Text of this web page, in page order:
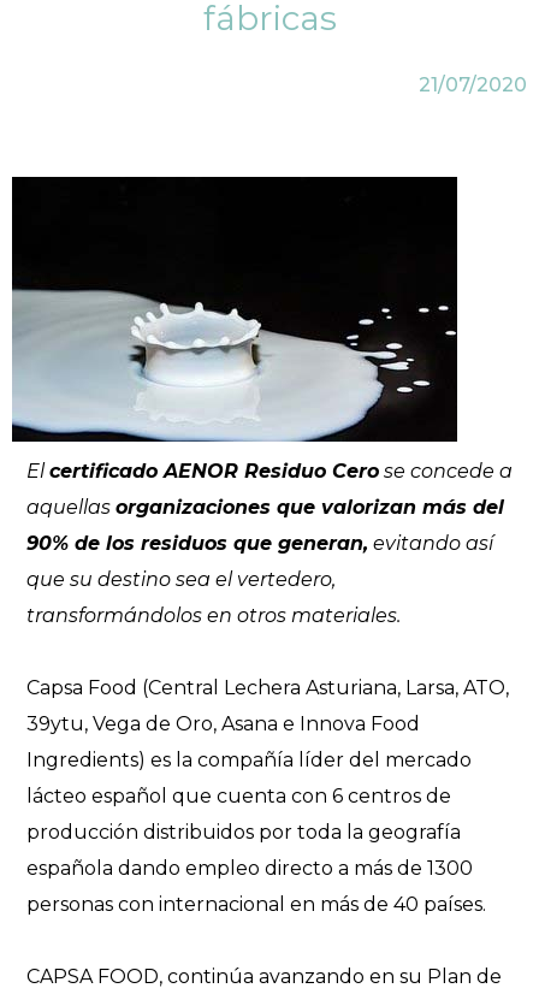
fábricas
21/07/2020
El certificado AENOR Residuo Cero se concede a
aquellas organizaciones que valorizan más del
90% de los residuos que generan, evitando así
que su destino sea el vertedero,
transformándolos en otros materiales.
Capsa Food (Central Lechera Asturiana, Larsa, ATO,
39ytu, Vega de Oro, Asana e Innova Food
Ingredients) es la compañía líder del mercado
lácteo español que cuenta con 6 centros de
producción distribuidos por toda la geografía
española dando empleo directo a más de 1300
personas con internacional en más de 40 países.
CAPSA FOOD, continúa avanzando en su Plan de